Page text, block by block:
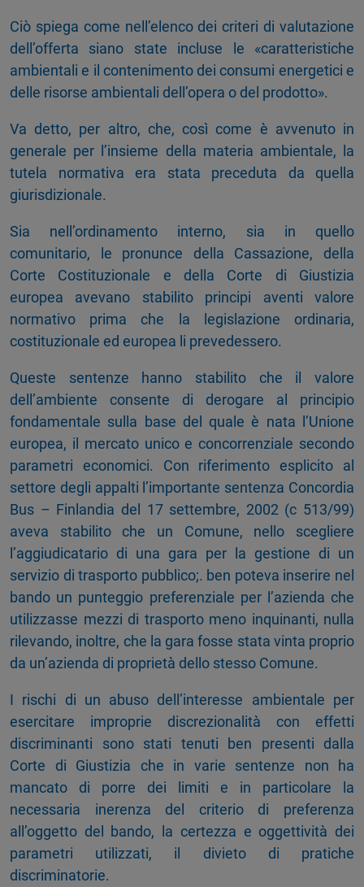
Ciò spiega come nell’elenco dei criteri di valutazione
dell’offerta siano state incluse le «caratteristiche
ambientali e il contenimento dei consumi energetici e
delle risorse ambientali dell’opera o del prodotto».
Va detto, per altro, che, così come è avvenuto in
generale per l’insieme della materia ambientale, la
tutela normativa era stata preceduta da quella
giurisdizionale.
Sia nell’ordinamento interno, sia in quello
comunitario, le pronunce della Cassazione, della
Corte Costituzionale e della Corte di Giustizia
europea avevano stabilito principi aventi valore
normativo prima che la legislazione ordinaria,
costituzionale ed europea li prevedessero.
Queste sentenze hanno stabilito che il valore
dell’ambiente consente di derogare al principio
fondamentale sulla base del quale è nata l’Unione
europea, il mercato unico e concorrenziale secondo
parametri economici. Con riferimento esplicito al
settore degli appalti l’importante sentenza Concordia
Bus – Finlandia del 17 settembre, 2002 (c 513/99)
aveva stabilito che un Comune, nello scegliere
l’aggiudicatario di una gara per la gestione di un
servizio di trasporto pubblico;. ben poteva inserire nel
bando un punteggio preferenziale per l’azienda che
utilizzasse mezzi di trasporto meno inquinanti, nulla
rilevando, inoltre, che la gara fosse stata vinta proprio
da un’azienda di proprietà dello stesso Comune.
I rischi di un abuso dell’interesse ambientale per
esercitare improprie discrezionalità con effetti
discriminanti sono stati tenuti ben presenti dalla
Corte di Giustizia che in varie sentenze non ha
mancato di porre dei limiti e in particolare la
necessaria inerenza del criterio di preferenza
all’oggetto del bando, la certezza e oggettività dei
parametri utilizzati, il divieto di pratiche
discriminatorie.